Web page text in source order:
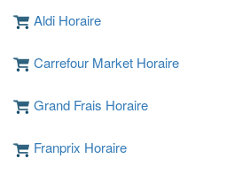
Aldi Horaire
Carrefour Market Horaire
Grand Frais Horaire
Franprix Horaire